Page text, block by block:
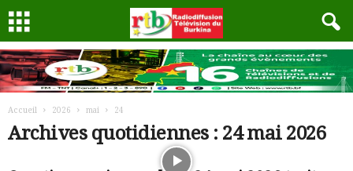
Accueil 2026 mai 24
Archives quotidiennes : 24 mai 2026